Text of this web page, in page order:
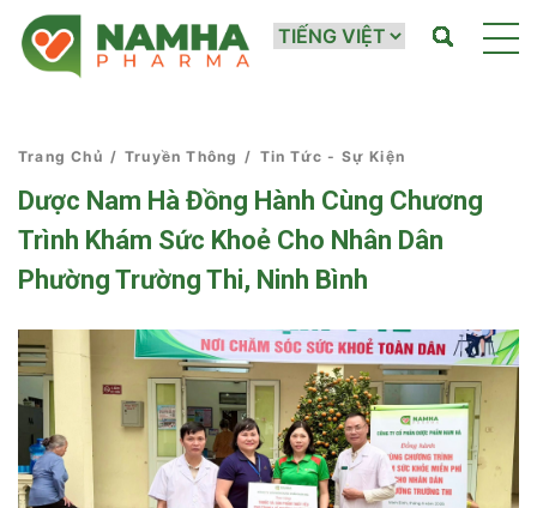
Trang Chủ / Truyền Thông / Tin Tức - Sự Kiện
Dược Nam Hà Đồng Hành Cùng Chương
Trình Khám Sức Khoẻ Cho Nhân Dân
Phường Trường Thi, Ninh Bình